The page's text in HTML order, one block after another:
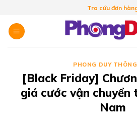
content
Tra cứu đơn
PHONG DUY
[Black Friday]
giá cước vận chuyển
Nam